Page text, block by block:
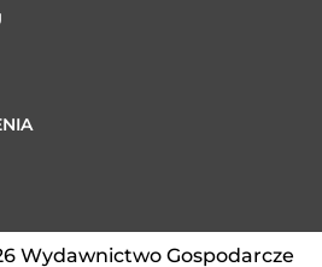
Wydawnictwo Gospodarcze